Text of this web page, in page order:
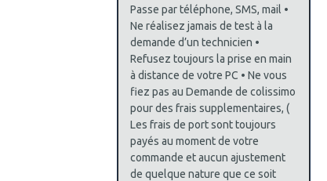
Passe par téléphone, SMS, mail •
Ne réalisez jamais de test à la
demande d’un technicien •
Refusez toujours la prise en main
à distance de votre PC • Ne vous
fiez pas au Demande de colissimo
pour des frais supplementaires, (
Les frais de port sont toujours
payés au moment de votre
commande et aucun ajustement
de quelque nature que ce soit